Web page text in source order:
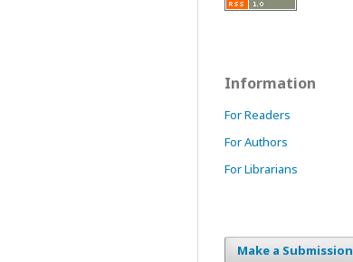
Information
For Readers
For Authors
For Librarians
Make a Submission